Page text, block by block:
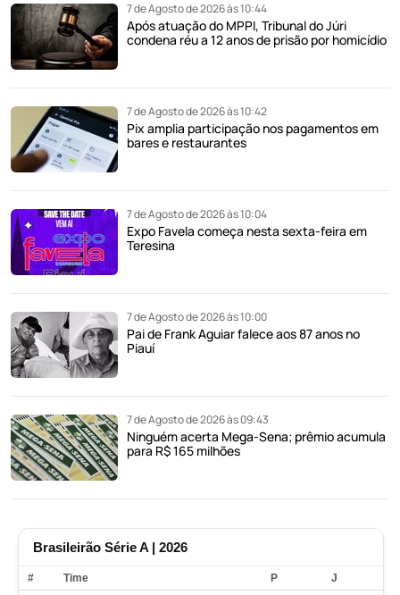
7 de Agosto de 2026 às 10:44
Após atuação do MPPI, Tribunal do Júri
condena réu a 12 anos de prisão por homicídio
7 de Agosto de 2026 às 10:42
Pix amplia participação nos pagamentos em
bares e restaurantes
7 de Agosto de 2026 às 10:04
Expo Favela começa nesta sexta-feira em
Teresina
7 de Agosto de 2026 às 10:00
Pai de Frank Aguiar falece aos 87 anos no
Piauí
7 de Agosto de 2026 às 09:43
Ninguém acerta Mega-Sena; prêmio acumula
para R$ 165 milhões